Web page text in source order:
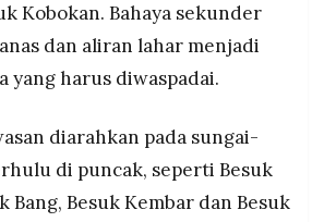
Kobokan. Bahaya sekunder
dan aliran lahar menjadi
yang harus diwaspadai.
diarahkan pada sungai-
di puncak, seperti Besuk
Bang, Besuk Kembar dan Besuk